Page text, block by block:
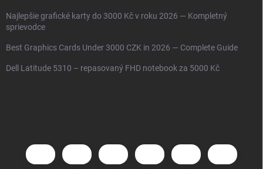
Najlepšie grafické karty do 3000 Kč v roku 2026 — Kompletný
sprievodce
Best Graphics Cards Under 3000 CZK in 2026 — Complete Guide
Dell Latitude 5310 – repasovaný FHD notebook za 5000 Kč